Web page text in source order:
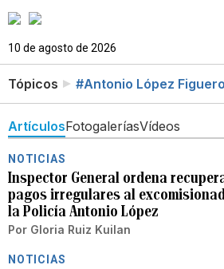
10 de agosto de 2026
Tópicos #Antonio López
ArtículosFotogaleríasVídeos
NOTICIAS
Inspector General ordena
pagos irregulares al
la Policía Antonio López
Por Gloria Ruiz Kuilan
NOTICIAS